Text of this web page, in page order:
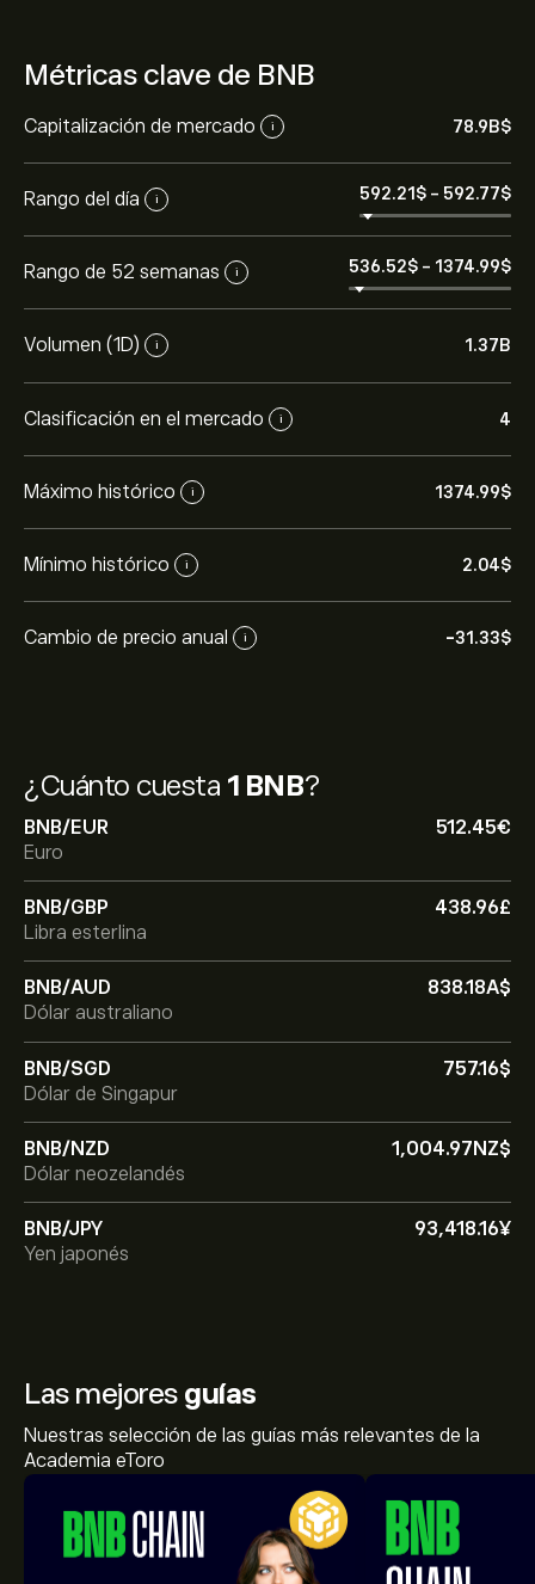
¿Cuánto cuesta 1 BNB?
BNB/EUR
512.45‎€‎
Euro
BNB/GBP
438.96‎£‎
Libra esterlina
BNB/AUD
838.18‎A$‎
Dólar australiano
BNB/SGD
757.16‎$‎
Dólar de Singapur
BNB/NZD
1,004.97‎NZ$‎
Dólar neozelandés
BNB/JPY
93,418.16‎¥‎
Yen japonés
Métricas clave de BNB
Capitalización de mercado i 78.9B‎$‎
Rango del día i 592.21‎$‎ - 592.77‎$‎
Rango de 52 semanas i 536.52‎$‎ - 1374.99‎$‎
Volumen (1D) i 1.37B
Clasificación en el mercado i 4
Máximo histórico i 1374.99‎$‎
Mínimo histórico i 2.04‎$‎
Cambio de precio anual i -31.33‎$‎
Las mejores guías
Nuestras selección de las guías más relevantes de la
Academia eToro